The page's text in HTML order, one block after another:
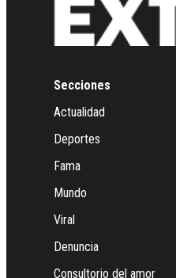
Secciones
Actualidad
Deportes
Fama
Mundo
Viral
Denuncia
Consultorio del amor